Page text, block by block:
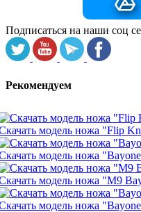
Подписаться на наши соц
Рекомендуем
модель ножа "Flip
модель ножа
модель ножа "M9
модель ножа